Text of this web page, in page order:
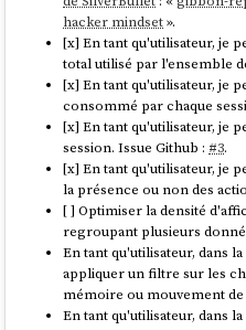
hacker mindset».
[x] En tant qu'utilisateur, je
total utilisé par l'ensemble
[x] En tant qu'utilisateur, je
consommé par chaque
[x] En tant qu'utilisateur, je
session. Issue Github : #3.
[x] En tant qu'utilisateur, je
la présence ou non des
[ ] Optimiser la densité
regroupant plusieurs
En tant qu'utilisateur, dans
appliquer un filtre sur les
mémoire ou mouvement de
En tant qu'utilisateur, dans